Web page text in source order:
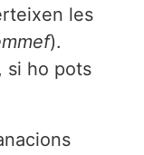
les
).
si ho pots